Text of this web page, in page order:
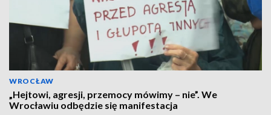
WROCŁAW
„Hejtowi, agresji, przemocy mówimy – nie”. We
Wrocławiu odbędzie się manifestacja